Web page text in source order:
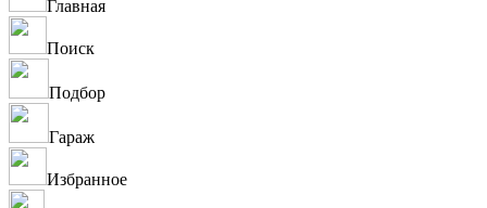
Главная
Поиск
Подбор
Гараж
Избранное